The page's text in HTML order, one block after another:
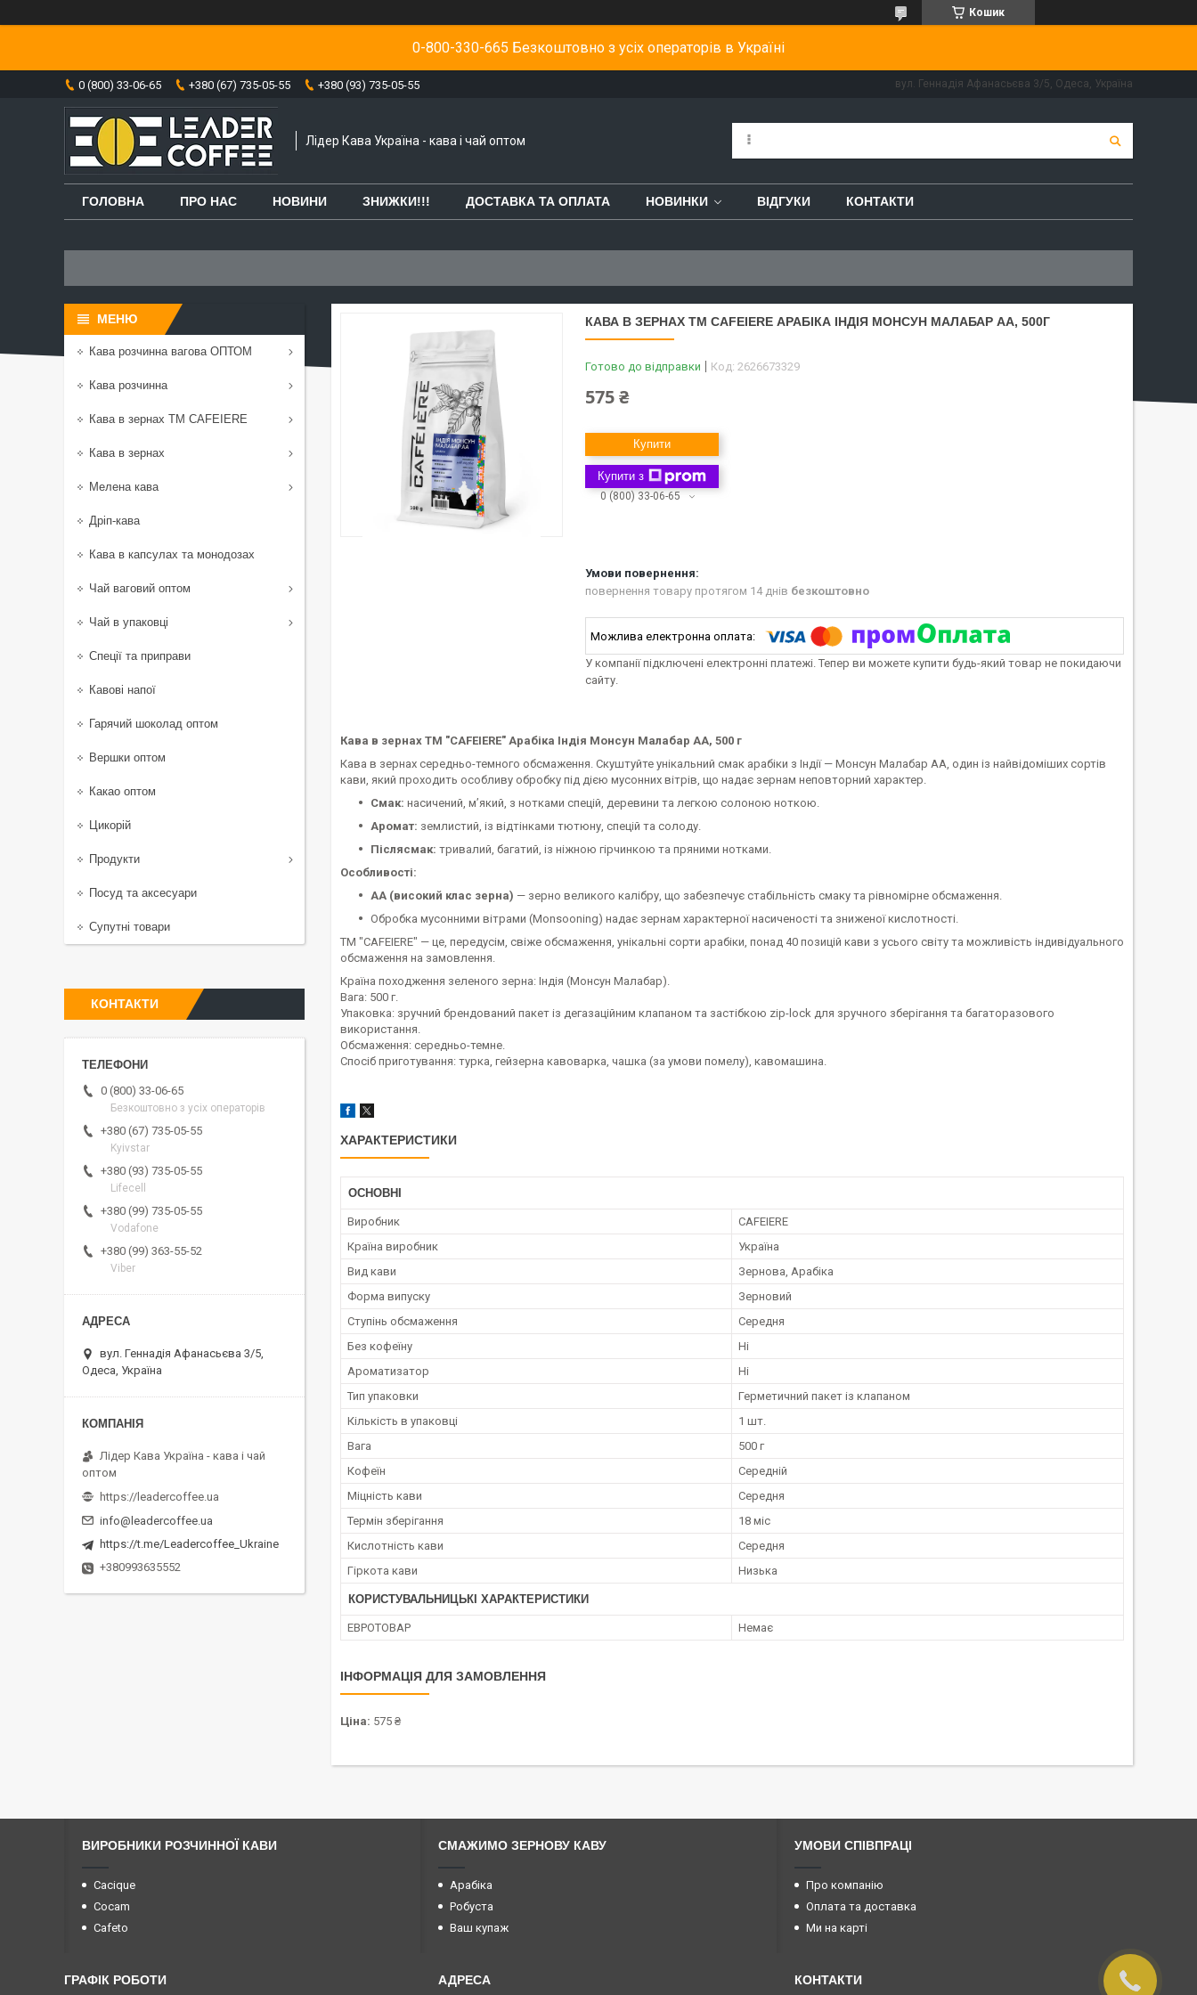
Кошик
0-800-330-665 Безкоштовно з усіх операторів в Україні
0 (800) 33-06-65 +380 (67) 735-05-55 +380 (93) 735-05-55 вул. Геннадія Афанасьєва 3/5, Одеса, Україна
Лідер Кава Україна - кава і чай оптом
ГОЛОВНА ПРО НАС НОВИНИ ЗНИЖКИ!!! ДОСТАВКА ТА ОПЛАТА НОВИНКИ ВІДГУКИ КОНТАКТИ
КАВА В ЗЕРНАХ ТМ CAFEIERE АРАБІКА ІНДІЯ МОНСУН МАЛАБАР AA, 500Г
Готово до відправки Код: 2626673329
575 ₴
Купити
Купити з
0 (800) 33-06-65
повернення товару протягом 14 днів безкоштовно
У компанії підключені електронні платежі. Тепер ви можете купити будь-який товар не покидаючи
сайту.
Кава в зернах ТМ "CAFEIERE" Арабіка Індія Монсун Малабар AA, 500 г
Кава в зернах середньо-темного обсмаження. Скуштуйте унікальний смак арабіки з Індії — Монсун Малабар AA, один із найвідоміших сортів
кави, який проходить особливу обробку під дією мусонних вітрів, що надає зернам неповторний характер.
Смак: насичений, м’який, з нотками спецій, деревини та легкою солоною ноткою.
Аромат: землистий, із відтінками тютюну, спецій та солоду.
Післясмак: тривалий, багатий, із ніжною гірчинкою та пряними нотками.
Особливості:
AA (високий клас зерна) — зерно великого калібру, що забезпечує стабільність смаку та рівномірне обсмаження.
Обробка мусонними вітрами (Monsooning) надає зернам характерної насиченості та зниженої кислотності.
ТМ "CAFEIERE" — це, передусім, свіже обсмаження, унікальні сорти арабіки, понад 40 позицій кави з усього світу та можливість індивідуального
обсмаження на замовлення.
Країна походження зеленого зерна: Індія (Монсун Малабар).
Вага: 500 г.
Упаковка: зручний брендований пакет із дегазаційним клапаном та застібкою zip-lock для зручного зберігання та багаторазового
використання.
Обсмаження: середньо-темне.
Спосіб приготування: турка, гейзерна кавоварка, чашка (за умови помелу), кавомашина.
ХАРАКТЕРИСТИКИ
ОСНОВНІ
Виробник
CAFEIERE
Країна виробник
Україна
Вид кави
Зернова, Арабіка
Форма випуску
Зерновий
Ступінь обсмаження
Середня
Без кофеїну
Ні
Ароматизатор
Ні
Тип упаковки
Герметичний пакет із клапаном
Кількість в упаковці
1 шт.
Вага
500 г
Кофеїн
Середній
Міцність кави
Середня
Термін зберігання
18 міс
Кислотність кави
Середня
Гіркота кави
Низька
КОРИСТУВАЛЬНИЦЬКІ ХАРАКТЕРИСТИКИ
ЕВРОТОВАР Немає
ІНФОРМАЦІЯ ДЛЯ ЗАМОВЛЕННЯ
Ціна: 575 ₴
Кава розчинна вагова ОПТОМ
Кава розчинна
Кава в зернах TM CAFEIERE
Кава в зернах
Мелена кава
Дріп-кава
Кава в капсулах та монодозах
Чай ваговий оптом
Чай в упаковці
Спеції та приправи
Кавові напої
Гарячий шоколад оптом
Вершки оптом
Какао оптом
Цикорій
Продукти
Посуд та аксесуари
Супутні товари
КОНТАКТИ
0 (800) 33-06-65
Безкоштовно з усіх операторів
+380 (67) 735-05-55
Kyivstar
+380 (93) 735-05-55
Lifecell
+380 (99) 735-05-55
Vodafone
+380 (99) 363-55-52
Viber
вул. Геннадія Афанасьєва 3/5,
Одеса, Україна
Лідер Кава Україна - кава і чай
оптом
https://leadercoffee.ua
info@leadercoffee.ua
https://t.me/Leadercoffee_Ukraine
+380993635552
ВИРОБНИКИ РОЗЧИННОЇ КАВИ
Cacique
Cocam
Cafeto
СМАЖИМО ЗЕРНОВУ КАВУ
Арабіка
Робуста
Ваш купаж
УМОВИ СПІВПРАЦІ
Про компанію
Оплата та доставка
Ми на карті
ГРАФІК РОБОТИ